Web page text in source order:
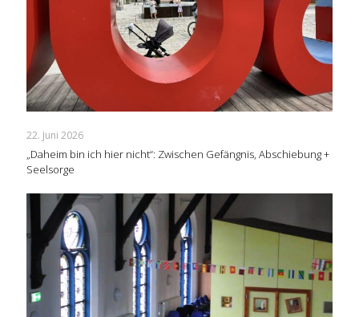
22. Juni 2026
„Daheim bin ich hier nicht“: Zwischen Gefängnis, Abschiebung +
Seelsorge